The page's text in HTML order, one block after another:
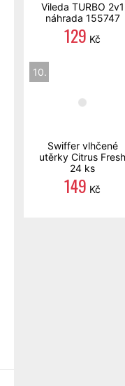
Vileda TURBO 2v1
náhrada 155747
129 Kč
10.
Swiffer vlhčené
utěrky Citrus Fresh
24 ks
149 Kč